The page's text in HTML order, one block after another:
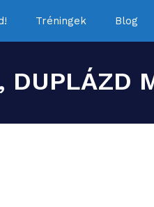
Tréningek Blog